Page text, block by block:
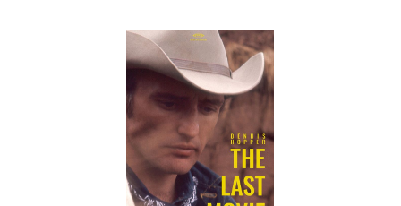
Bildergalerie überspringen